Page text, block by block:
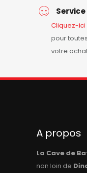
Cliquez-ici
pour
votre
A propos
La Cave de
non loin de